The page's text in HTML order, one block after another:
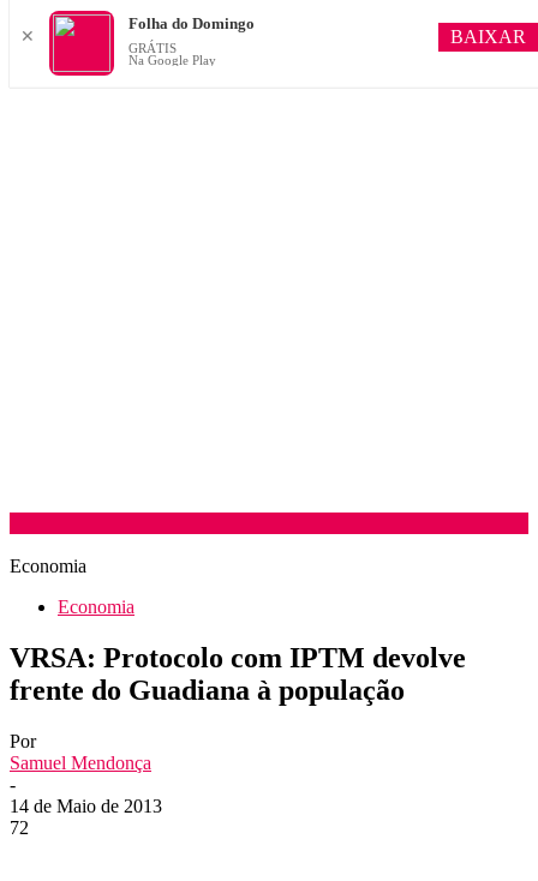
Economia
Economia
VRSA: Protocolo com IPTM devolve
frente do Guadiana à população
Por
Samuel Mendonça
-
14 de Maio de 2013
72
✕
Folha do Domingo
GRÁTIS
Na Google Play
BAIXAR